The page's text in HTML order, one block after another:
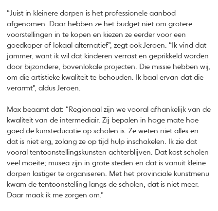
“Juist in kleinere dorpen is het professionele aanbod
afgenomen. Daar hebben ze het budget niet om grotere
voorstellingen in te kopen en kiezen ze eerder voor een
goedkoper of lokaal alternatief”, zegt ook Jeroen. “Ik vind dat
jammer, want ik wil dat kinderen verrast en geprikkeld worden
door bijzondere, bovenlokale projecten. Die missie hebben wij,
om die artistieke kwaliteit te behouden. Ik baal ervan dat die
verarmt”, aldus Jeroen.
Max beaamt dat: “Regionaal zijn we vooral afhankelijk van de
kwaliteit van de intermediair. Zij bepalen in hoge mate hoe
goed de kunsteducatie op scholen is. Ze weten niet alles en
dat is niet erg, zolang ze op tijd hulp inschakelen. Ik zie dat
vooral tentoonstellingskunsten achterblijven. Dat kost scholen
veel moeite; musea zijn in grote steden en dat is vanuit kleine
dorpen lastiger te organiseren. Met het provinciale kunstmenu
kwam de tentoonstelling langs de scholen, dat is niet meer.
Daar maak ik me zorgen om.”